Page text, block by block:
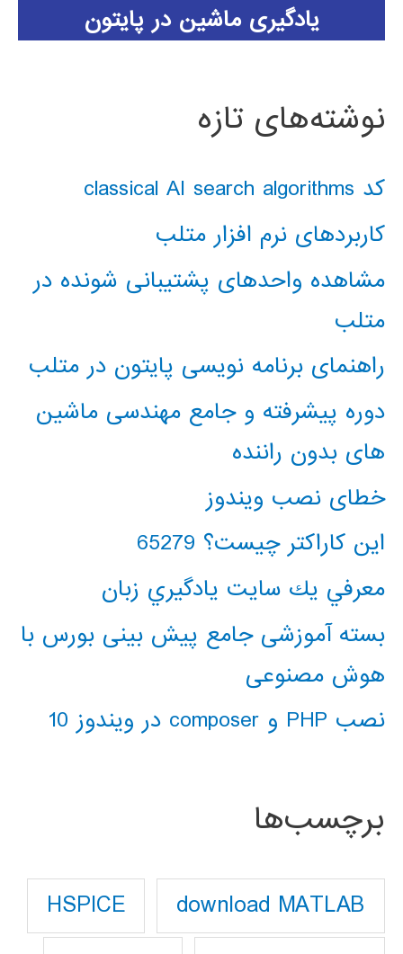
یادگیری ماشین در پایتون
نوشته‌های تازه
کد classical AI search algorithms
کاربردهای نرم افزار متلب
مشاهده واحدهای پشتیبانی شونده در
متلب
راهنمای برنامه نویسی پایتون در متلب
دوره پیشرفته و جامع مهندسی ماشین
های بدون راننده
خطای نصب ویندوز
این کاراکتر چیست؟ 65279
معرفي يك سايت يادگيري زبان
بسته آموزشی جامع پیش بینی بورس با
هوش مصنوعی
نصب PHP و composer در ویندوز 10
برچسب‌ها
download MATLAB
HSPICE